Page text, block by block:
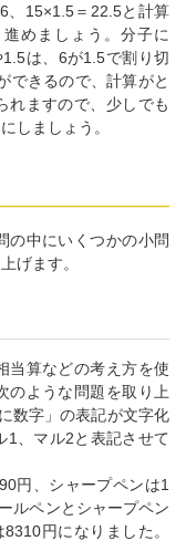
、15×1.5＝22.5と計算
めましょう。分子に
は、6が1.5で割り切
できるので、計算がと
れますので、少しでも
しましょう。
の中にいくつかの小問
げます。
当算などの考え方を使
のような問題を取り上
数字」の表記が文字化
1、マル2と表記させて
円、シャープペンは1
ルペンとシャープペン
円になりました。